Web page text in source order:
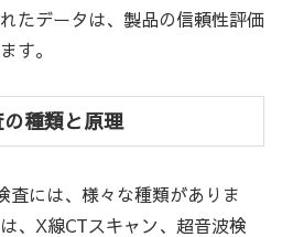
たデータは、製品の信頼性評価
す。
種類と原理
査には、様々な種類がありま
、X線CTスキャン、超音波検